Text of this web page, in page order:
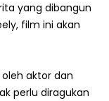
yang dibangun
film ini akan
aktor dan
perlu diragukan